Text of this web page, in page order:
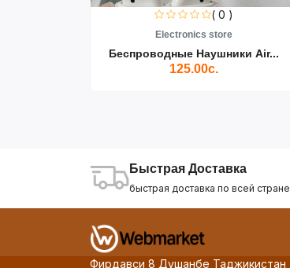
( 0 )
Electronics store
Беспроводные Наушники Air...
125.00с.
Быстрая Доставка
быстрая доставка по всей стране
Фирдавси 8 Душанбе Таджикистан